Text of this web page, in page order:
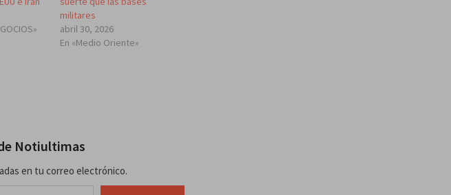
militares
abril 30, 2026
En «Medio Oriente»
Notiultimas
en tu correo electrónico.